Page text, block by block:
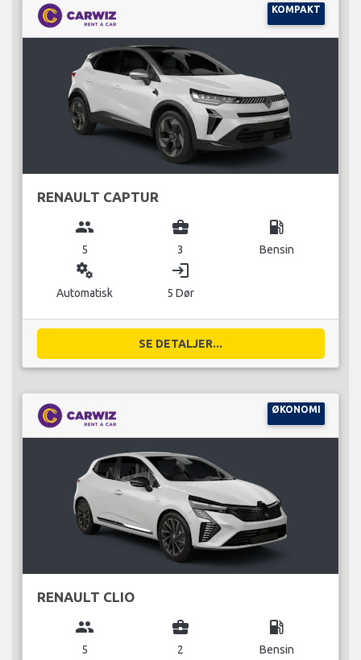
KOMPAKT
RENAULT CAPTUR
group
5
business_center
3
local_gas_station
Bensin
miscellaneous_services
Automatisk
login
5 Dør
SE DETALJER...
ØKONOMI
RENAULT CLIO
group
5
business_center
2
local_gas_station
Bensin